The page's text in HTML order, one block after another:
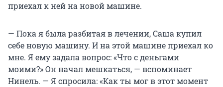
приехал к ней на новой машине.
— Пока я была разбитая в лечении, Саша купил
себе новую машину. И на этой машине приехал ко
мне. Я ему задала вопрос: «Что с деньгами
моими?» Он начал мешкаться, — вспоминает
Нинель. — Я спросила: «Как ты мог в этот момент